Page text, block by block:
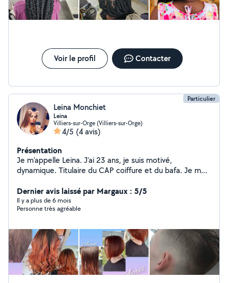
Voir le profil Contacter
Particulier
Leina Monchiet
Leina
Villiers-sur-Orge (Villiers-sur-Orge)
4/5 (4 avis)
Présentation
Je m'appelle Leina. J'ai 23 ans, je suis motivé,
dynamique. Titulaire du CAP coiffure et du bafa. Je me
coiffure et de babysitting pour ceux que ça intéresse.
Ceux qui sont intéressés, je peux également effectuer
des heures de ménages et repassages. Si vous avez
Dernier avis laissé par Margaux : 5/5
Il y a plus de 6 mois
Personne très agréable